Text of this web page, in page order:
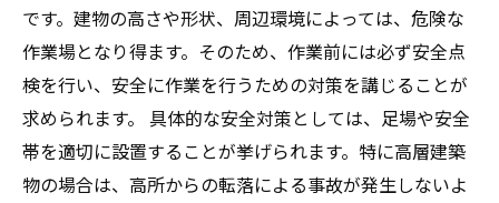
です。建物の高さや形状、周辺環境によっては、危険な
作業場となり得ます。そのため、作業前には必ず安全点
検を行い、安全に作業を行うための対策を講じることが
求められます。 具体的な安全対策としては、足場や安全
帯を適切に設置することが挙げられます。特に高層建築
物の場合は、高所からの転落による事故が発生しないよ